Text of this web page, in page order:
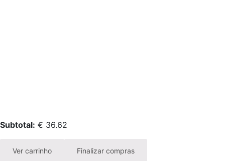
Subtotal: € 36.62
Ver carrinho Finalizar compras